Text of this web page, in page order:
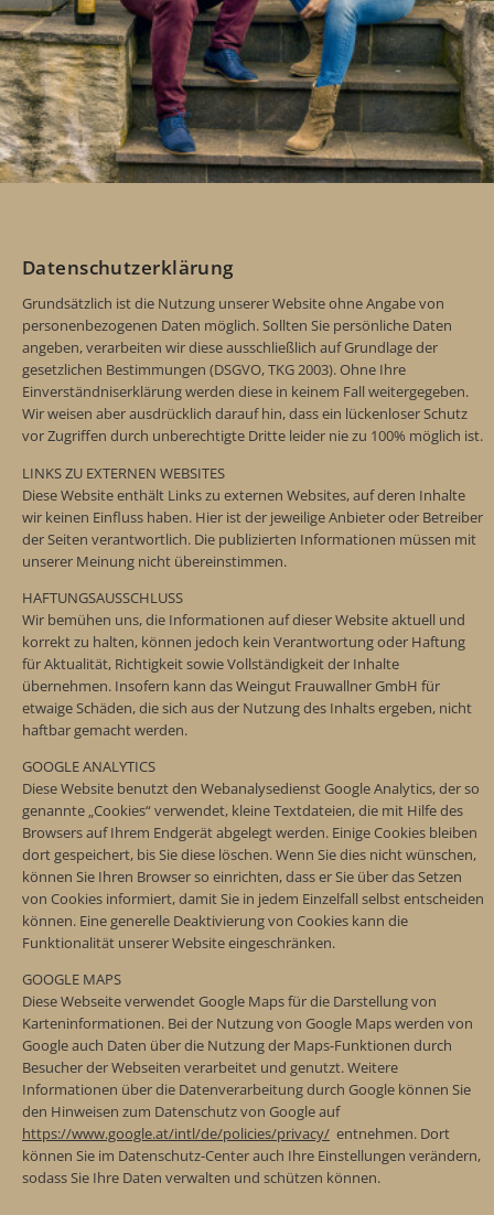
Datenschutzerklärung
Grundsätzlich ist die Nutzung unserer Website ohne Angabe von
personenbezogenen Daten möglich. Sollten Sie persönliche Daten
angeben, verarbeiten wir diese ausschließlich auf Grundlage der
gesetzlichen Bestimmungen (DSGVO, TKG 2003). Ohne Ihre
Einverständniserklärung werden diese in keinem Fall weitergegeben.
Wir weisen aber ausdrücklich darauf hin, dass ein lückenloser Schutz
vor Zugriffen durch unberechtigte Dritte leider nie zu 100% möglich ist.
LINKS ZU EXTERNEN WEBSITES
Diese Website enthält Links zu externen Websites, auf deren Inhalte
wir keinen Einfluss haben. Hier ist der jeweilige Anbieter oder Betreiber
der Seiten verantwortlich. Die publizierten Informationen müssen mit
unserer Meinung nicht übereinstimmen.
HAFTUNGSAUSSCHLUSS
Wir bemühen uns, die Informationen auf dieser Website aktuell und
korrekt zu halten, können jedoch kein Verantwortung oder Haftung
für Aktualität, Richtigkeit sowie Vollständigkeit der Inhalte
übernehmen. Insofern kann das Weingut Frauwallner GmbH für
etwaige Schäden, die sich aus der Nutzung des Inhalts ergeben, nicht
haftbar gemacht werden.
GOOGLE ANALYTICS
Diese Website benutzt den Webanalysedienst Google Analytics, der so
genannte „Cookies“ verwendet, kleine Textdateien, die mit Hilfe des
Browsers auf Ihrem Endgerät abgelegt werden. Einige Cookies bleiben
dort gespeichert, bis Sie diese löschen. Wenn Sie dies nicht wünschen,
können Sie Ihren Browser so einrichten, dass er Sie über das Setzen
von Cookies informiert, damit Sie in jedem Einzelfall selbst entscheiden
können. Eine generelle Deaktivierung von Cookies kann die
Funktionalität unserer Website eingeschränken.
GOOGLE MAPS
Diese Webseite verwendet Google Maps für die Darstellung von
Karteninformationen. Bei der Nutzung von Google Maps werden von
Google auch Daten über die Nutzung der Maps-Funktionen durch
Besucher der Webseiten verarbeitet und genutzt. Weitere
Informationen über die Datenverarbeitung durch Google können Sie
den Hinweisen zum Datenschutz von Google auf
https://www.google.at/intl/de/policies/privacy/ entnehmen. Dort
können Sie im Datenschutz-Center auch Ihre Einstellungen verändern,
sodass Sie Ihre Daten verwalten und schützen können.